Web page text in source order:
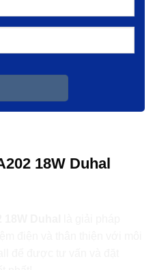
18W Duhal